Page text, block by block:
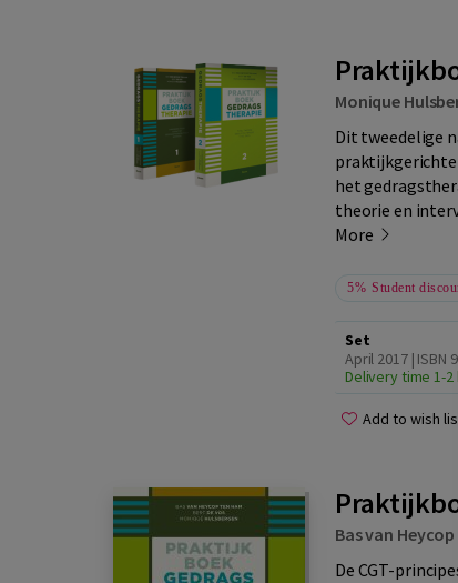
Monique
Dit tweedelige
het
theorie en
More
5% Student
Set
April 2017 | ISBN
Delivery time 1-2
Add to wish
Bas van Heycop
De CGT-